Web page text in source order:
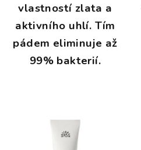
vlastností zlata a
aktivního uhlí. Tím
pádem eliminuje až
99% bakterií.